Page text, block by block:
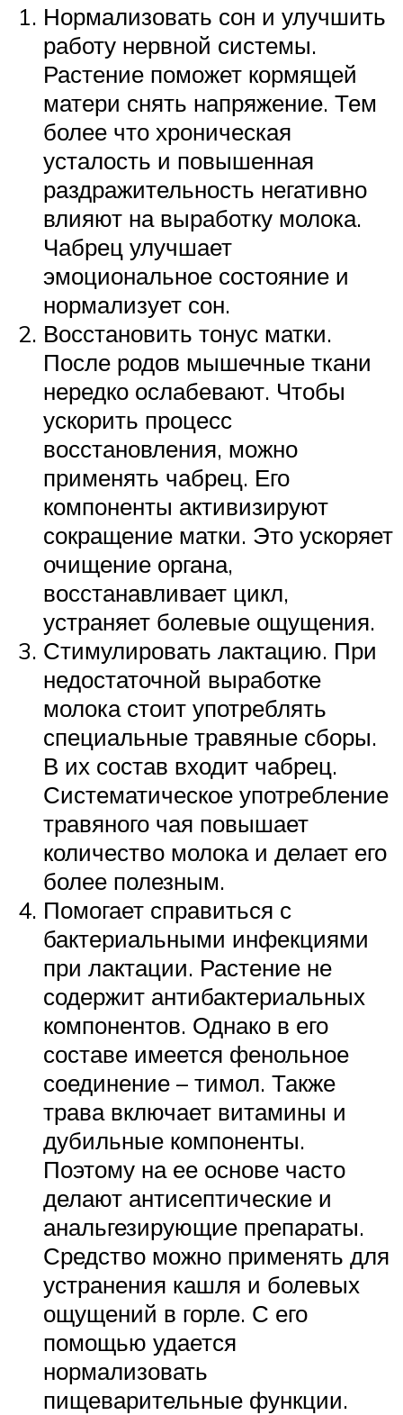
Нормализовать сон и улучшить
работу нервной системы.
Растение поможет кормящей
матери снять напряжение. Тем
более что хроническая
усталость и повышенная
раздражительность негативно
влияют на выработку молока.
Чабрец улучшает
эмоциональное состояние и
нормализует сон.
Восстановить тонус матки.
После родов мышечные ткани
нередко ослабевают. Чтобы
ускорить процесс
восстановления, можно
применять чабрец. Его
компоненты активизируют
сокращение матки. Это ускоряет
очищение органа,
восстанавливает цикл,
устраняет болевые ощущения.
Стимулировать лактацию. При
недостаточной выработке
молока стоит употреблять
специальные травяные сборы.
В их состав входит чабрец.
Систематическое употребление
травяного чая повышает
количество молока и делает его
более полезным.
Помогает справиться с
бактериальными инфекциями
при лактации. Растение не
содержит антибактериальных
компонентов. Однако в его
составе имеется фенольное
соединение – тимол. Также
трава включает витамины и
дубильные компоненты.
Поэтому на ее основе часто
делают антисептические и
анальгезирующие препараты.
Средство можно применять для
устранения кашля и болевых
ощущений в горле. С его
помощью удается
нормализовать
пищеварительные функции.